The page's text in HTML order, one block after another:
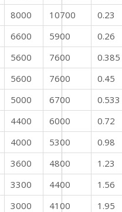
8000 10700
0.23
6600 5900
0.26
5600 7600
0.385
5600 7600
0.45
5000 6700
0.533
4400 6000
0.72
4000 5300
0.98
3600 4800
1.23
3300 4400
1.56
3000 4100
1.95